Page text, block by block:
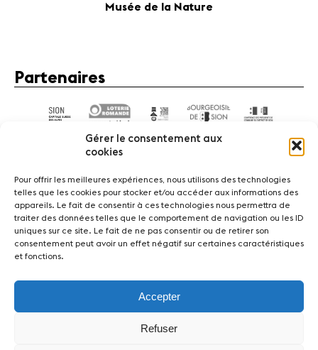
Gérer le consentement aux
cookies
Pour offrir les meilleures expériences, nous utilisons des technologies
telles que les cookies pour stocker et/ou accéder aux informations des
appareils. Le fait de consentir à ces technologies nous permettra de
traiter des données telles que le comportement de navigation ou les ID
uniques sur ce site. Le fait de ne pas consentir ou de retirer son
consentement peut avoir un effet négatif sur certaines caractéristiques
et fonctions.
Accepter
Refuser
Musée de la Nature
Partenaires
ActualitésConcertsBénévolesMédiation
Médias Revue de presse
design et developpement :agence Si | Studio-irresistible - Paris